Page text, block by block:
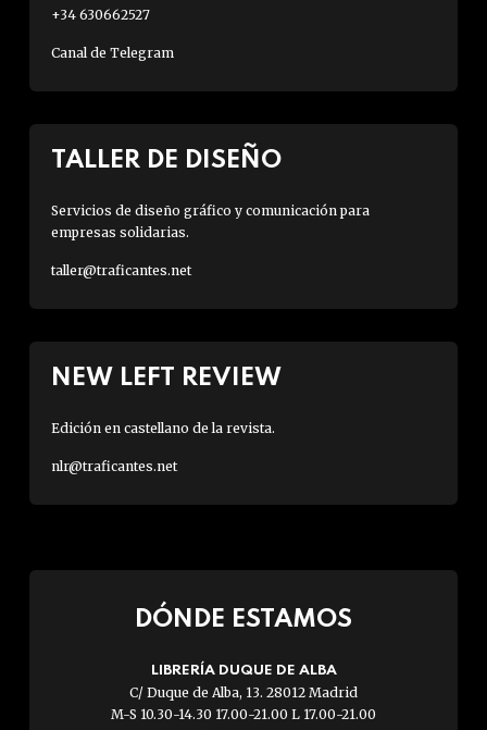
+34 630662527
Canal de Telegram
TALLER DE DISEÑO
Servicios de diseño gráfico y comunicación para
empresas solidarias.
taller@traficantes.net
NEW LEFT REVIEW
Edición en castellano de la revista.
nlr@traficantes.net
DÓNDE ESTAMOS
LIBRERÍA DUQUE DE ALBA
C/ Duque de Alba, 13. 28012 Madrid
M-S 10.30-14.30 17.00-21.00 L 17.00-21.00